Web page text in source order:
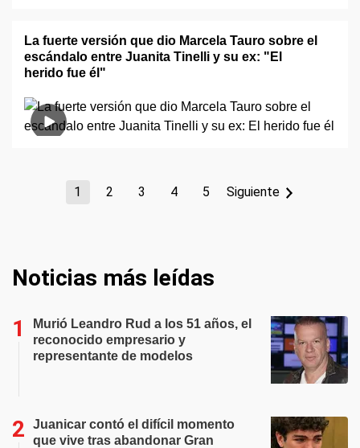
La fuerte versión que dio Marcela Tauro sobre el
escándalo entre Juanita Tinelli y su ex: "El
herido fue él"
1 2 3 4 5 Siguiente
Noticias más leídas
Murió Leandro Rud a los 51 años, el
reconocido empresario y
representante de modelos
Juanicar contó el difícil momento
que vive tras abandonar Gran